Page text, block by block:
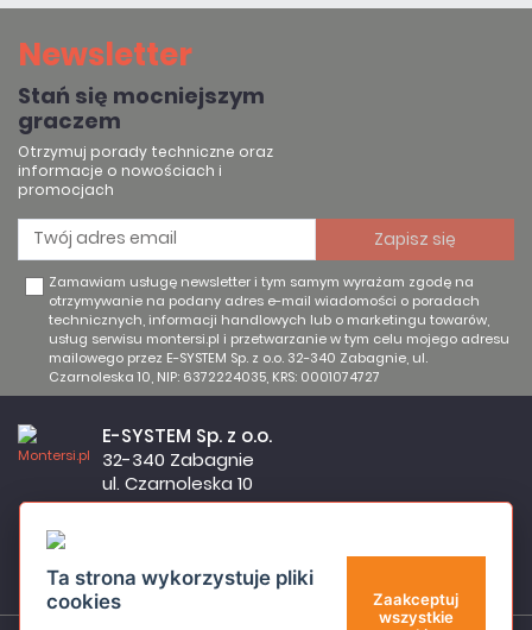
Newsletter
Stań się mocniejszym
graczem
Otrzymuj porady techniczne oraz
informacje o nowościach i
promocjach
Zamawiam usługę newsletter i tym samym wyrażam zgodę na
otrzymywanie na podany adres e-mail wiadomości o poradach
technicznych, informacji handlowych lub o marketingu towarów,
usług serwisu montersi.pl i przetwarzanie w tym celu mojego adresu
mailowego przez E-SYSTEM Sp. z o.o. 32-340 Zabagnie, ul.
Czarnoleska 10, NIP: 6372224035, KRS: 0001074727
Firma czynna od poniedziałku do piątku w godzinach 8:00 –
E-SYSTEM Sp. z o.o.
32-340 Zabagnie
ul. Czarnoleska 10
sklep@montersi.pl
Ta strona wykorzystuje pliki
cookies
Zaakceptuj
wszystkie